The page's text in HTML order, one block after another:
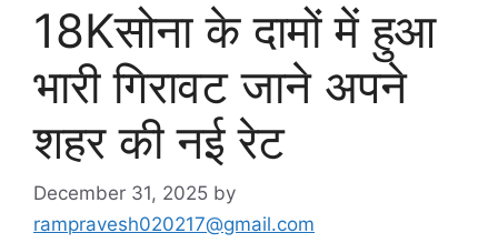
18Kसोना के दामों में हुआ
भारी गिरावट जाने अपने
शहर की नई रेट
December 31, 2025 by
rampravesh020217@gmail.com